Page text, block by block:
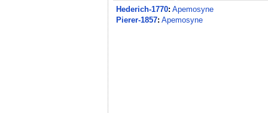
Hederich-1770: Apemosyne
Pierer-1857: Apemosyne